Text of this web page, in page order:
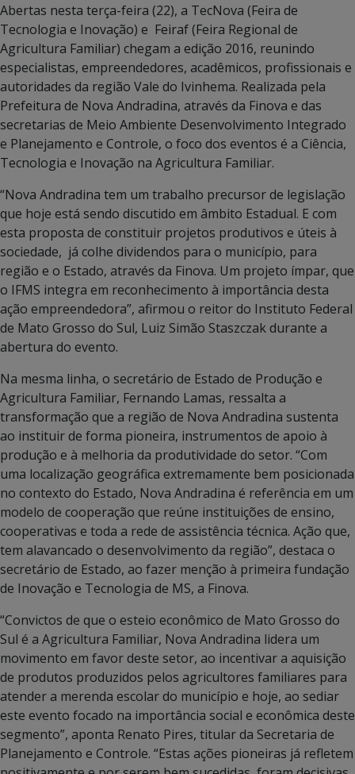
Abertas nesta terça-feira (22), a TecNova (Feira de
Tecnologia e Inovação) e Feiraf (Feira Regional de
Agricultura Familiar) chegam a edição 2016, reunindo
especialistas, empreendedores, acadêmicos, profissionais e
autoridades da região Vale do Ivinhema. Realizada pela
Prefeitura de Nova Andradina, através da Finova e das
secretarias de Meio Ambiente Desenvolvimento Integrado
e Planejamento e Controle, o foco dos eventos é a Ciência,
Tecnologia e Inovação na Agricultura Familiar.
“Nova Andradina tem um trabalho precursor de legislação
que hoje está sendo discutido em âmbito Estadual. E com
esta proposta de constituir projetos produtivos e úteis à
sociedade, já colhe dividendos para o município, para
região e o Estado, através da Finova. Um projeto ímpar, que
o IFMS integra em reconhecimento à importância desta
ação empreendedora”, afirmou o reitor do Instituto Federal
de Mato Grosso do Sul, Luiz Simão Staszczak durante a
abertura do evento.
Na mesma linha, o secretário de Estado de Produção e
Agricultura Familiar, Fernando Lamas, ressalta a
transformação que a região de Nova Andradina sustenta
ao instituir de forma pioneira, instrumentos de apoio à
produção e à melhoria da produtividade do setor. “Com
uma localização geográfica extremamente bem posicionada
no contexto do Estado, Nova Andradina é referência em um
modelo de cooperação que reúne instituições de ensino,
cooperativas e toda a rede de assistência técnica. Ação que,
tem alavancado o desenvolvimento da região”, destaca o
secretário de Estado, ao fazer menção à primeira fundação
de Inovação e Tecnologia de MS, a Finova.
“Convictos de que o esteio econômico de Mato Grosso do
Sul é a Agricultura Familiar, Nova Andradina lidera um
movimento em favor deste setor, ao incentivar a aquisição
de produtos produzidos pelos agricultores familiares para
atender a merenda escolar do município e hoje, ao sediar
este evento focado na importância social e econômica deste
segmento”, aponta Renato Pires, titular da Secretaria de
Planejamento e Controle. “Estas ações pioneiras já refletem